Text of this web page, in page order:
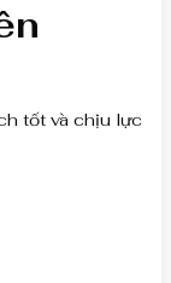
tốt và chịu lực